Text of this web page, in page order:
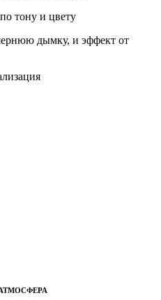
тону и цвету
дымку, и эффект от